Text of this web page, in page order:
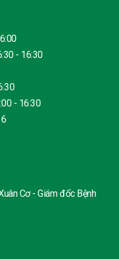
- 16:30
- 16:30
Cơ - Giám đốc Bệnh